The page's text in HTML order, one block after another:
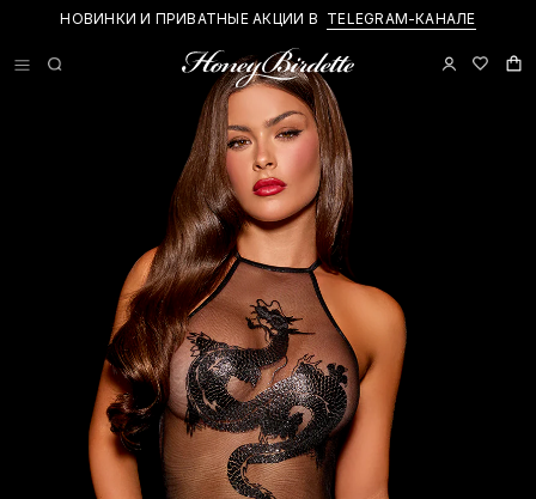
НОВИНКИ И ПРИВАТНЫЕ АКЦИИ В TELEGRAM-КАНАЛЕ